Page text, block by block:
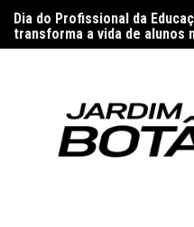
para
o
Dia do Profissional da
transforma a vida de alunos